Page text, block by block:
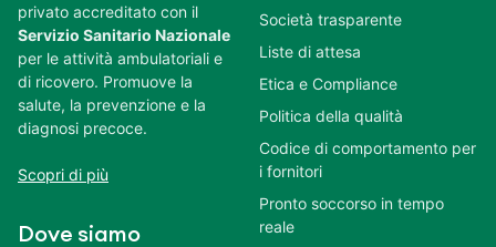
privato accreditato con il
Servizio Sanitario Nazionale
per le attività ambulatoriali e
di ricovero. Promuove la
salute, la prevenzione e la
diagnosi precoce.
Scopri di più
Dove siamo
Società trasparente
Liste di attesa
Etica e Compliance
Politica della qualità
Codice di comportamento per
i fornitori
Pronto soccorso in tempo
reale